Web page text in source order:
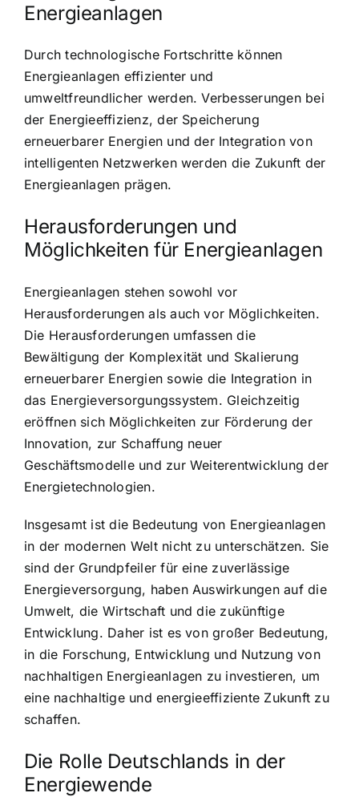
Energieanlagen
Durch technologische Fortschritte können
Energieanlagen effizienter und
umweltfreundlicher werden. Verbesserungen bei
der Energieeffizienz, der Speicherung
erneuerbarer Energien und der Integration von
intelligenten Netzwerken werden die Zukunft der
Energieanlagen prägen.
Herausforderungen und
Möglichkeiten für Energieanlagen
Energieanlagen stehen sowohl vor
Herausforderungen als auch vor Möglichkeiten.
Die Herausforderungen umfassen die
Bewältigung der Komplexität und Skalierung
erneuerbarer Energien sowie die Integration in
das Energieversorgungssystem. Gleichzeitig
eröffnen sich Möglichkeiten zur Förderung der
Innovation, zur Schaffung neuer
Geschäftsmodelle und zur Weiterentwicklung der
Energietechnologien.
Insgesamt ist die Bedeutung von Energieanlagen
in der modernen Welt nicht zu unterschätzen. Sie
sind der Grundpfeiler für eine zuverlässige
Energieversorgung, haben Auswirkungen auf die
Umwelt, die Wirtschaft und die zukünftige
Entwicklung. Daher ist es von großer Bedeutung,
in die Forschung, Entwicklung und Nutzung von
nachhaltigen Energieanlagen zu investieren, um
eine nachhaltige und energieeffiziente Zukunft zu
schaffen.
Die Rolle Deutschlands in der
Energiewende